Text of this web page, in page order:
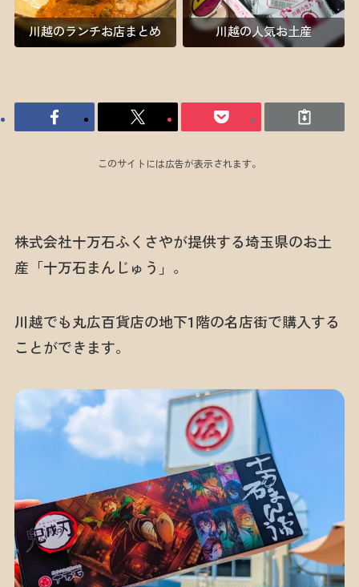
川越のランチお店まとめ 川越の人気お土産
このサイトには広告が表示されます。
株式会社十万石ふくさやが提供する埼玉県のお土
産「十万石まんじゅう」。
川越でも丸広百貨店の地下1階の名店街で購入する
ことができます。